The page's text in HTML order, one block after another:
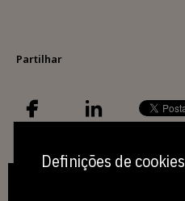
Partilhar
Definições de cookies